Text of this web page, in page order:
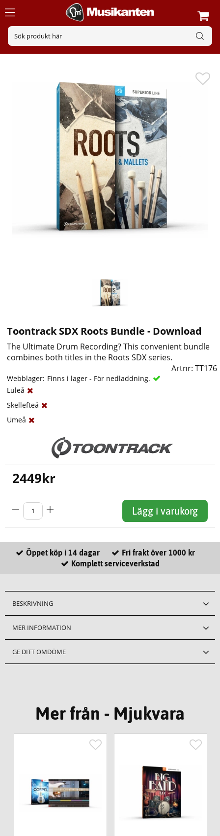
Toontrack SDX Roots Bundle - Download
The Ultimate Drum Recording? This convenient bundle
combines both titles in the Roots SDX series.
Artnr:TT176
Webblager: Finns i lager - För nedladdning.
Luleå
Skellefteå
Umeå
2449kr
Lägg i varukorg
Öppet köp i 14 dagar
Fri frakt över 1000 kr
Komplett serviceverkstad
BESKRIVNING
MER INFORMATION
GE DITT OMDÖME
Mer från - Mjukvara